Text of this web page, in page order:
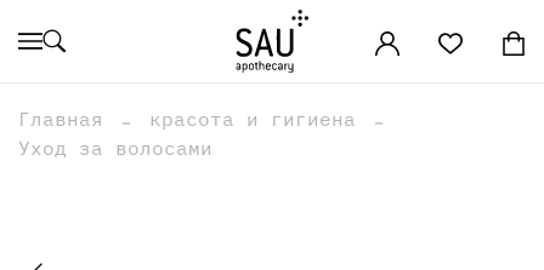
Главная
красота и гигиена
Уход за волосами